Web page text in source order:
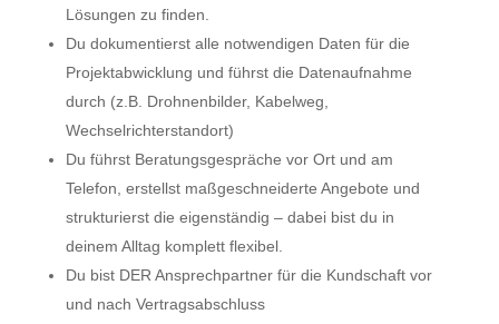
Lösungen zu finden.
Du dokumentierst alle notwendigen Daten für die
Projektabwicklung und führst die Datenaufnahme
durch (z.B. Drohnenbilder, Kabelweg,
Wechselrichterstandort)
Du führst Beratungsgespräche vor Ort und am
Telefon, erstellst maßgeschneiderte Angebote und
strukturierst die eigenständig – dabei bist du in
deinem Alltag komplett flexibel.
Du bist DER Ansprechpartner für die Kundschaft vor
und nach Vertragsabschluss